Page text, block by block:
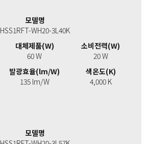
모델명
HSS1RFT-WH20-3L40K
대체제품(W)
60 W
소비전력(W)
20 W
발광효율(lm/W)
135 lm/W
색온도(K)
4,000 K
모델명